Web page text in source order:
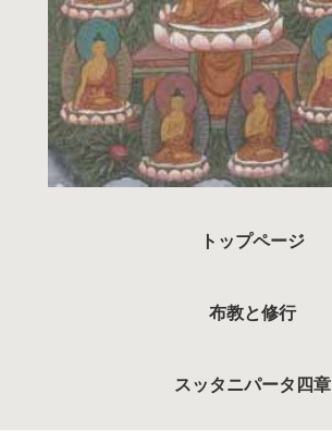
トップページ
布教と修行
スッタニパータ四章